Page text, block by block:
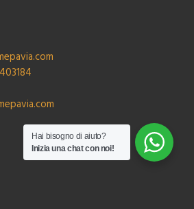
Hai bisogno di aiuto?
Inizia una chat con noi!